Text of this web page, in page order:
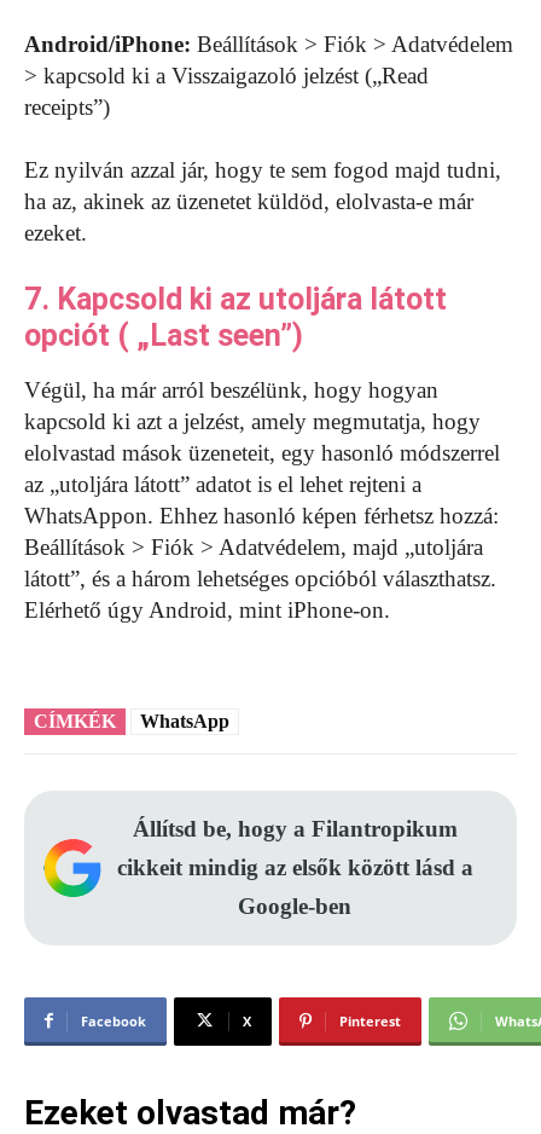
Android/iPhone: Beállítások > Fiók > Adatvédelem
> kapcsold ki a Visszaigazoló jelzést („Read
receipts”)
Ez nyilván azzal jár, hogy te sem fogod majd tudni,
ha az, akinek az üzenetet küldöd, elolvasta-e már
ezeket.
7. Kapcsold ki az utoljára látott
opciót ( „Last seen”)
Végül, ha már arról beszélünk, hogy hogyan
kapcsold ki azt a jelzést, amely megmutatja, hogy
elolvastad mások üzeneteit, egy hasonló módszerrel
az „utoljára látott” adatot is el lehet rejteni a
WhatsAppon. Ehhez hasonló képen férhetsz hozzá:
Beállítások > Fiók > Adatvédelem, majd „utoljára
látott”, és a három lehetséges opcióból választhatsz.
Elérhető úgy Android, mint iPhone-on.
CÍMKÉK WhatsApp
Állítsd be, hogy a Filantropikum
cikkeit mindig az elsők között lásd a
Google-ben
Facebook X Pinterest
Ezeket olvastad már?